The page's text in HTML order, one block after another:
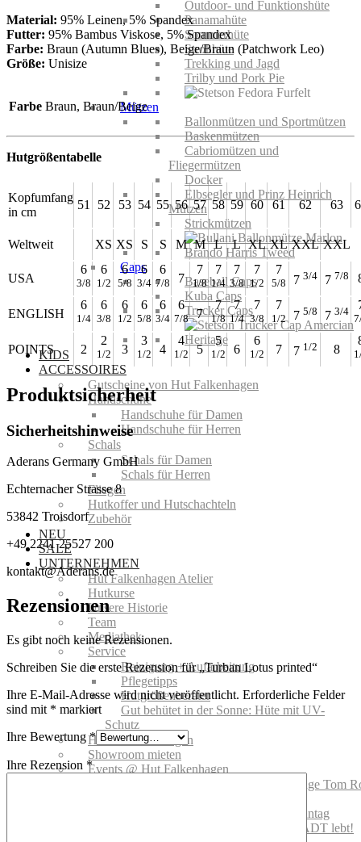
Outdoor- und Funktionshüte
Panamahüte
Sommerhüte
Strohhüte
Trekking und Jagd
Trilby und Pork Pie
Mützen
Ballonmützen und Sportmützen
Baskenmützen
Cabriomützen und
Fliegermützen
Docker
Elbsegler und Prinz Heinrich
Mützen
Strickmützen
Caps
Baseball Caps
Kuba Caps
Trucker Caps
KIDS
ACCESSOIRES
Gutscheine von Hut Falkenhagen
Handschuhe
Handschuhe für Damen
Handschuhe für Herren
Schals
Schals für Damen
Schals für Herren
Fliegen
Hutkoffer und Hutschachteln
Zubehör
NEU
SALE
UNTERNEHMEN
Hut Falkenhagen Atelier
Hutkurse
Unsere Historie
Team
Mediathek
Service
Reinigung + Aufarbeitung
Pflegetipps
Hutgrößenberater
Gut behütet in der Sonne: Hüte mit UV-
Schutz
Handelsvertretungen
Showroom mieten
Events @ Hut Falkenhagen
Hut Falkenhagen wird 100! Vernissage Tom
Hutfitting 2018: Für Audi Ascot Renntag
Offizielle Eröffnung – DIE ALTSTADT lebt!
Material: 95% Leinen, 5% Spandex
Futter: 95% Bambus Viskose, 5% Spandex
Farbe: Braun (Autumn Blues), Beige/Braun (Patchwork Leo)
Größe: Unisize
Farbe Braun, Braun/Beige
Hutgrößentabelle
Kopfumfang
in cm
51 52 53 54 55 56 57 58 59 60 61 62 63
Weltweit XS XS S S M M L L XL XL XXL XXL
USA
6
3/8
6
1/2
6
5/8
6
3/4
6
7/8 7
7
1/8
7
1/4
7
3/8
7
1/2
7
5/8 7 3/4 7 7/8
ENGLISH
6
1/4
6
3/8
6
1/2
6
5/8
6
3/4
6
7/8 7
7
1/8
7
1/4
7
3/8
7
1/2 7 5/8 7 3/4
POINTS 2
2
1/2 3
3
1/2 4
4
1/2 5
5
1/2 6
6
1/2 7 7 1/2 8
Produktsicherheit
Sicherheitshinweise
Aderans Germany GmbH
Echternacher Strasse 8
53842 Troisdorf
+49 2241 25527 200
kontakt@Aderans.de
Rezensionen
Es gibt noch keine Rezensionen.
Schreiben Sie die erste Rezension für „Turban Lotus printed“
Ihre E-Mail-Adresse wird nicht veröffentlicht. Erforderliche Felder
sind mit * markiert
Ihre Bewertung*
Ihre Rezension *